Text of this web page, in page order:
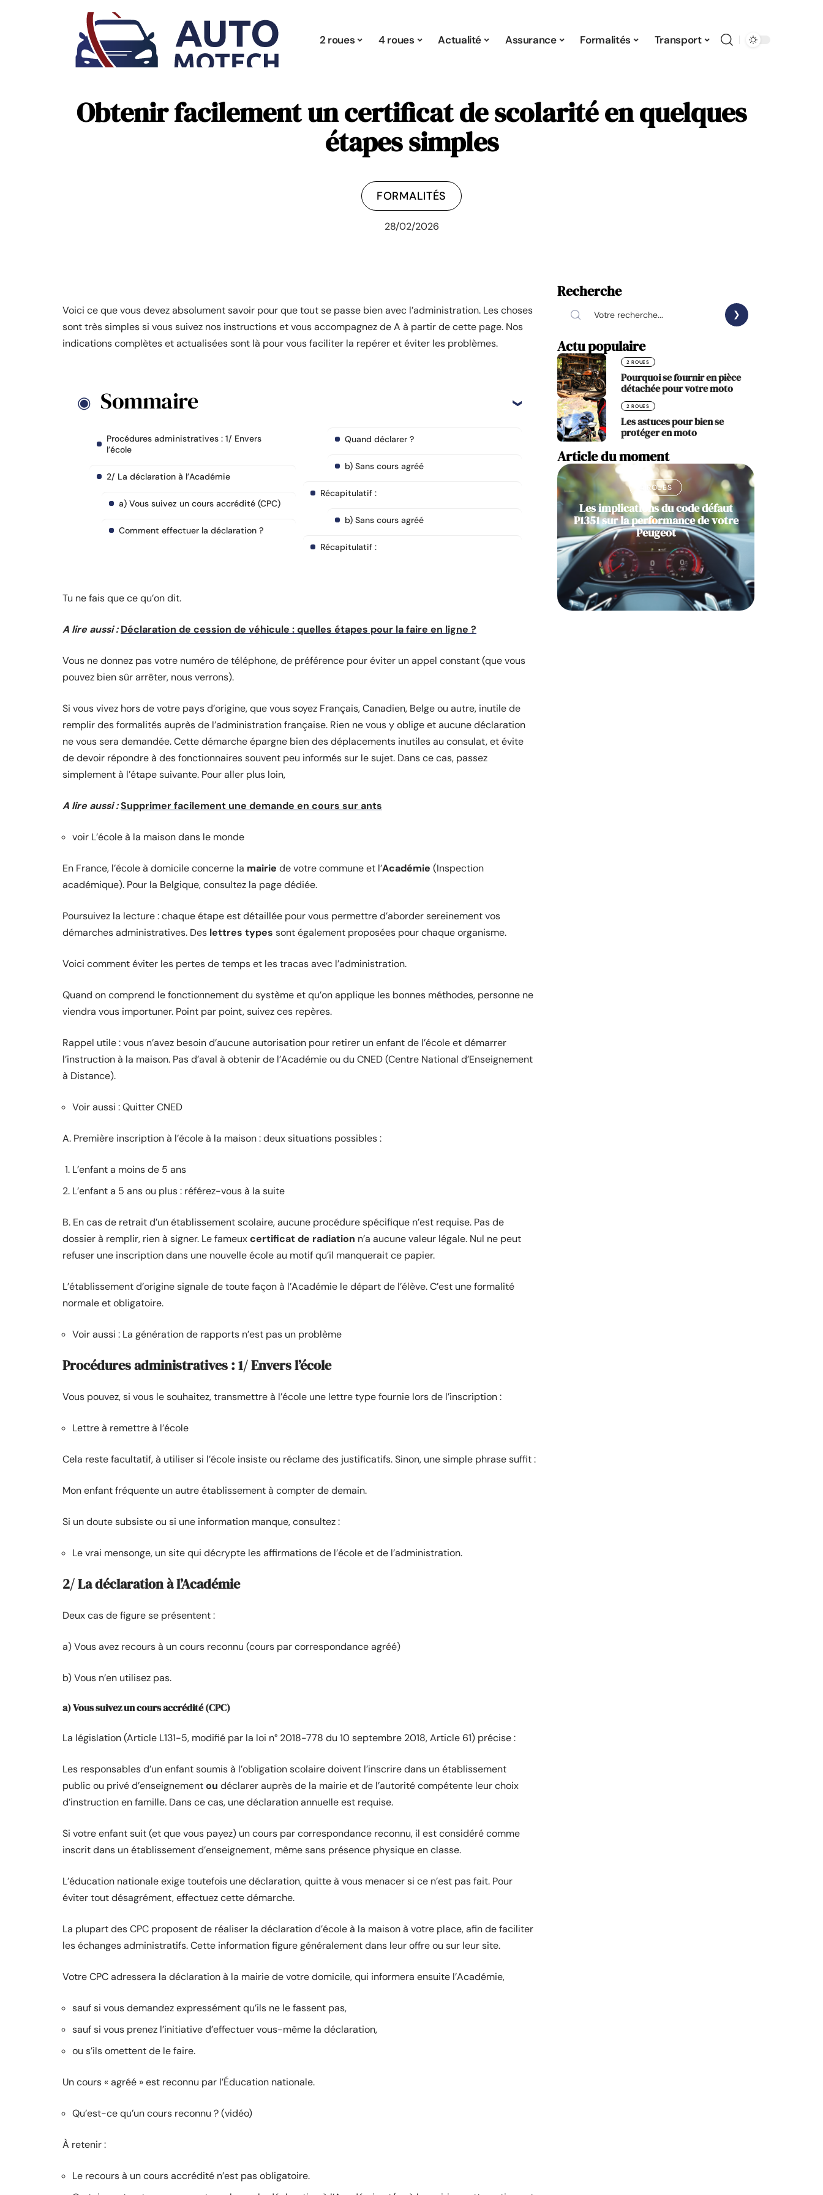
2 roues 4 roues Actualité Assurance Formalités Transport
Obtenir facilement un certificat de scolarité en quelques
étapes simples
FORMALITÉS
28/02/2026
Voici ce que vous devez absolument savoir pour que tout se passe bien avec l’administration. Les choses
sont très simples si vous suivez nos instructions et vous accompagnez de A à partir de cette page. Nos
indications complètes et actualisées sont là pour vous faciliter la repérer et éviter les problèmes.
Sommaire
Procédures administratives : 1/ Envers
l’école
2/ La déclaration à l’Académie
a) Vous suivez un cours accrédité (CPC)
Comment effectuer la déclaration ?
Quand déclarer ?
b) Sans cours agréé
Récapitulatif :
b) Sans cours agréé
Récapitulatif :
Tu ne fais que ce qu’on dit.
A lire aussi : Déclaration de cession de véhicule : quelles étapes pour la faire en ligne ?
Vous ne donnez pas votre numéro de téléphone, de préférence pour éviter un appel constant (que vous
pouvez bien sûr arrêter, nous verrons).
Si vous vivez hors de votre pays d’origine, que vous soyez Français, Canadien, Belge ou autre, inutile de
remplir des formalités auprès de l’administration française. Rien ne vous y oblige et aucune déclaration
ne vous sera demandée. Cette démarche épargne bien des déplacements inutiles au consulat, et évite
de devoir répondre à des fonctionnaires souvent peu informés sur le sujet. Dans ce cas, passez
simplement à l’étape suivante. Pour aller plus loin,
A lire aussi :Supprimer facilement une demande en cours sur ants
voir L’école à la maison dans le monde
En France, l’école à domicile concerne la mairie de votre commune et l’Académie (Inspection
académique). Pour la Belgique, consultez la page dédiée.
Poursuivez la lecture : chaque étape est détaillée pour vous permettre d’aborder sereinement vos
démarches administratives. Des lettres types sont également proposées pour chaque organisme.
Voici comment éviter les pertes de temps et les tracas avec l’administration.
Quand on comprend le fonctionnement du système et qu’on applique les bonnes méthodes, personne ne
viendra vous importuner. Point par point, suivez ces repères.
Rappel utile : vous n’avez besoin d’aucune autorisation pour retirer un enfant de l’école et démarrer
l’instruction à la maison. Pas d’aval à obtenir de l’Académie ou du CNED (Centre National d’Enseignement
à Distance).
Voir aussi : Quitter CNED
A. Première inscription à l’école à la maison : deux situations possibles :
L’enfant a moins de 5 ans
L’enfant a 5 ans ou plus : référez-vous à la suite
B. En cas de retrait d’un établissement scolaire, aucune procédure spécifique n’est requise. Pas de
dossier à remplir, rien à signer. Le fameuxcertificat de radiation n’a aucune valeur légale. Nul ne peut
refuser une inscription dans une nouvelle école au motif qu’il manquerait ce papier.
L’établissement d’origine signale de toute façon à l’Académie le départ de l’élève. C’est une formalité
normale et obligatoire.
Voir aussi : La génération de rapports n’est pas un problème
Procédures administratives : 1/ Envers l’école
Vous pouvez, si vous le souhaitez, transmettre à l’école une lettre type fournie lors de l’inscription :
Lettre à remettre à l’école
Cela reste facultatif, à utiliser si l’école insiste ou réclame des justificatifs. Sinon, une simple phrase suffit :
Mon enfant fréquente un autre établissement à compter de demain.
Si un doute subsiste ou si une information manque, consultez :
Le vrai mensonge, un site qui décrypte les affirmations de l’école et de l’administration.
2/ La déclaration à l’Académie
Deux cas de figure se présentent :
a) Vous avez recours à un cours reconnu (cours par correspondance agréé)
b) Vous n’en utilisez pas.
a) Vous suivez un cours accrédité (CPC)
La législation (Article L131-5, modifié par la loi n° 2018-778 du 10 septembre 2018, Article 61) précise :
Les responsables d’un enfant soumis à l’obligation scolaire doivent l’inscrire dans un établissement
public ou privé d’enseignementou déclarer auprès de la mairie et de l’autorité compétente leur choix
d’instruction en famille. Dans ce cas, une déclaration annuelle est requise.
Si votre enfant suit (et que vous payez) un cours par correspondance reconnu, il est considéré comme
inscrit dans un établissement d’enseignement, même sans présence physique en classe.
L’éducation nationale exige toutefois une déclaration, quitte à vous menacer si ce n’est pas fait. Pour
éviter tout désagrément, effectuez cette démarche.
La plupart des CPC proposent de réaliser la déclaration d’école à la maison à votre place, afin de faciliter
les échanges administratifs. Cette information figure généralement dans leur offre ou sur leur site.
Votre CPC adressera la déclaration à la mairie de votre domicile, qui informera ensuite l’Académie,
sauf si vous demandez expressément qu’ils ne le fassent pas,
sauf si vous prenez l’initiative d’effectuer vous-même la déclaration,
ou s’ils omettent de le faire.
Un cours « agréé » est reconnu par l’Éducation nationale.
Qu’est-ce qu’un cours reconnu ? (vidéo)
À retenir :
Le recours à un cours accrédité n’est pas obligatoire.
Recherche
Actu populaire
2 ROUES
Pourquoi se fournir en pièce
détachée pour votre moto
2 ROUES
Les astuces pour bien se
protéger en moto
Article du moment
4 ROUES
Les implications du code défaut
P1351 sur la performance de votre
Peugeot